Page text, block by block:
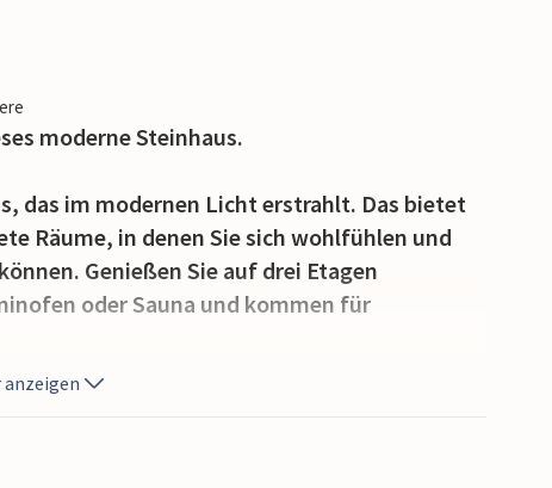
moderne Steinhaus.
das im modernen Licht erstrahlt. Das bietet
Räume, in denen Sie sich wohlfühlen und
Genießen Sie auf drei Etagen
oder Sauna und kommen für
braucht sich nicht verstecken. Hier
Pool baden. Genießen Sie den schönen
zu. Am Abend können Sie unter
anzeigen